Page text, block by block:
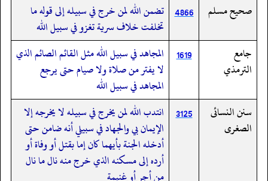
صحيح مسلم
4866 تضمن الله لمن خرج في سبيله إلى قوله ما
تخلفت خلاف سرية تغزو في سبيل الله
جامع
الترمذي
1619
المجاهد في سبيل الله مثل القائم الصائم الذي
لا يفتر من صلاة ولا صيام حتى يرجع
المجاهد في سبيل الله
سنن النسائى
الصغرى
3125
انتدب الله لمن يخرج في سبيله لا يخرجه إلا
الإيمان بي والجهاد في سبيلي أنه ضامن حتى
أدخله الجنة بأيهما كان إما بقتل أو وفاة أو
أرده إلى مسكنه الذي خرج منه نال ما نال
من أجر أو غنيمة